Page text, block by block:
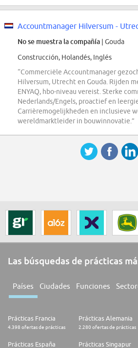
Accountmanager Hilversum -
No se muestra la compañía | Gouda
Construcción, Holandés, Inglés
“Commerciële Accountmanager
Hilversum, Utrecht en Gouda. Rijden
ENYAQ, hbo-niveau vereist. Sterke
Nederlands/Engels, proactief en
Carrièremogelijkheden en inclusieve
wereldmarktleider in bouwinnovatie.”
Las búsquedas de prácticas
Países Ciudades Funciones
Prácticas Francia
4.398 ofertas de prácticas
Prácticas Alemania
2.280 ofertas de prácticas
Prácticas España Prácticas Singapur